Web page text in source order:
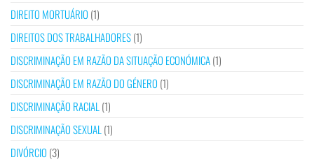
DIREITO MORTUÁRIO (1)
DIREITOS DOS TRABALHADORES(1)
DISCRIMINAÇÃO EM RAZÃO DA SITUAÇÃO ECONÓMICA(1)
DISCRIMINAÇÃO EM RAZÃO DO GÉNERO (1)
DISCRIMINAÇÃO RACIAL (1)
DISCRIMINAÇÃO SEXUAL (1)
DIVÓRCIO (3)